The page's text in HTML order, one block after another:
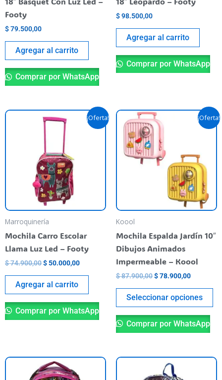
Footy
$79.500,00
Agregar al carrito
Comprar por WhatsApp
$98.500,00
Agregar al carrito
Comprar por WhatsApp
¡Oferta!
Marroquinería
Mochila Carro Escolar
Llama Luz Led – Footy
$74.900,00
El
precio
original
era:
$ 74.900,00.
$50.000,00
El
precio
actual
Agregar al carrito
Comprar por WhatsApp
¡Oferta!
Koool
Mochila Espalda Jardín 10″
Dibujos Animados
Impermeable – Koool
$87.900,00
El
precio
original
era:
$ 87.900,00.
$78.900,00
El
precio
actual
Seleccionar opciones
se
Comprar por WhatsApp